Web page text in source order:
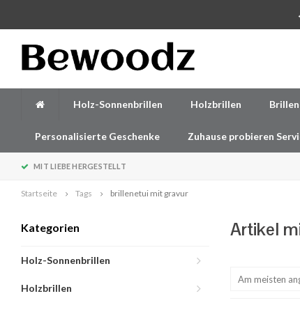
Holz-Sonnenbrillen Holzbrillen
Personalisierte Geschenke Zuhause probieren
MIT LIEBE HERGESTELLT
Startseite Tags brillenetui mit gravur
Kategorien
Holz-Sonnenbrillen
Holzbrillen
Artikel
Am meisten